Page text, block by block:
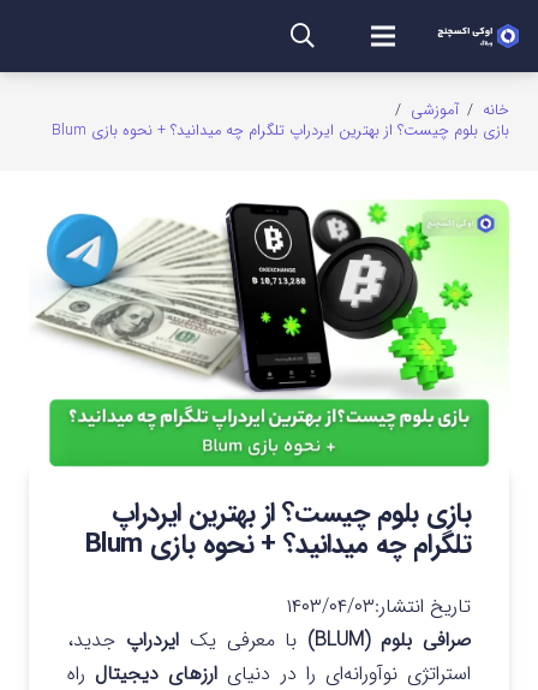
خانه / آموزشی /
بازی بلوم چیست؟ از بهترین ایردراپ تلگرام چه میدانید؟ + نحوه بازی Blum
بازی بلوم چیست؟ از بهترین ایردراپ
تلگرام چه میدانید؟ + نحوه بازی Blum
تاریخ انتشار:۱۴۰۳/۰۴/۰۳
صرافی بلوم (BLUM)
با معرفی یکایردراپ جدید،
استراتژی نوآورانه‌ای را در دنیایارزهای دیجیتالراه